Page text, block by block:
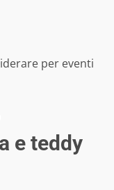
per eventi
e teddy